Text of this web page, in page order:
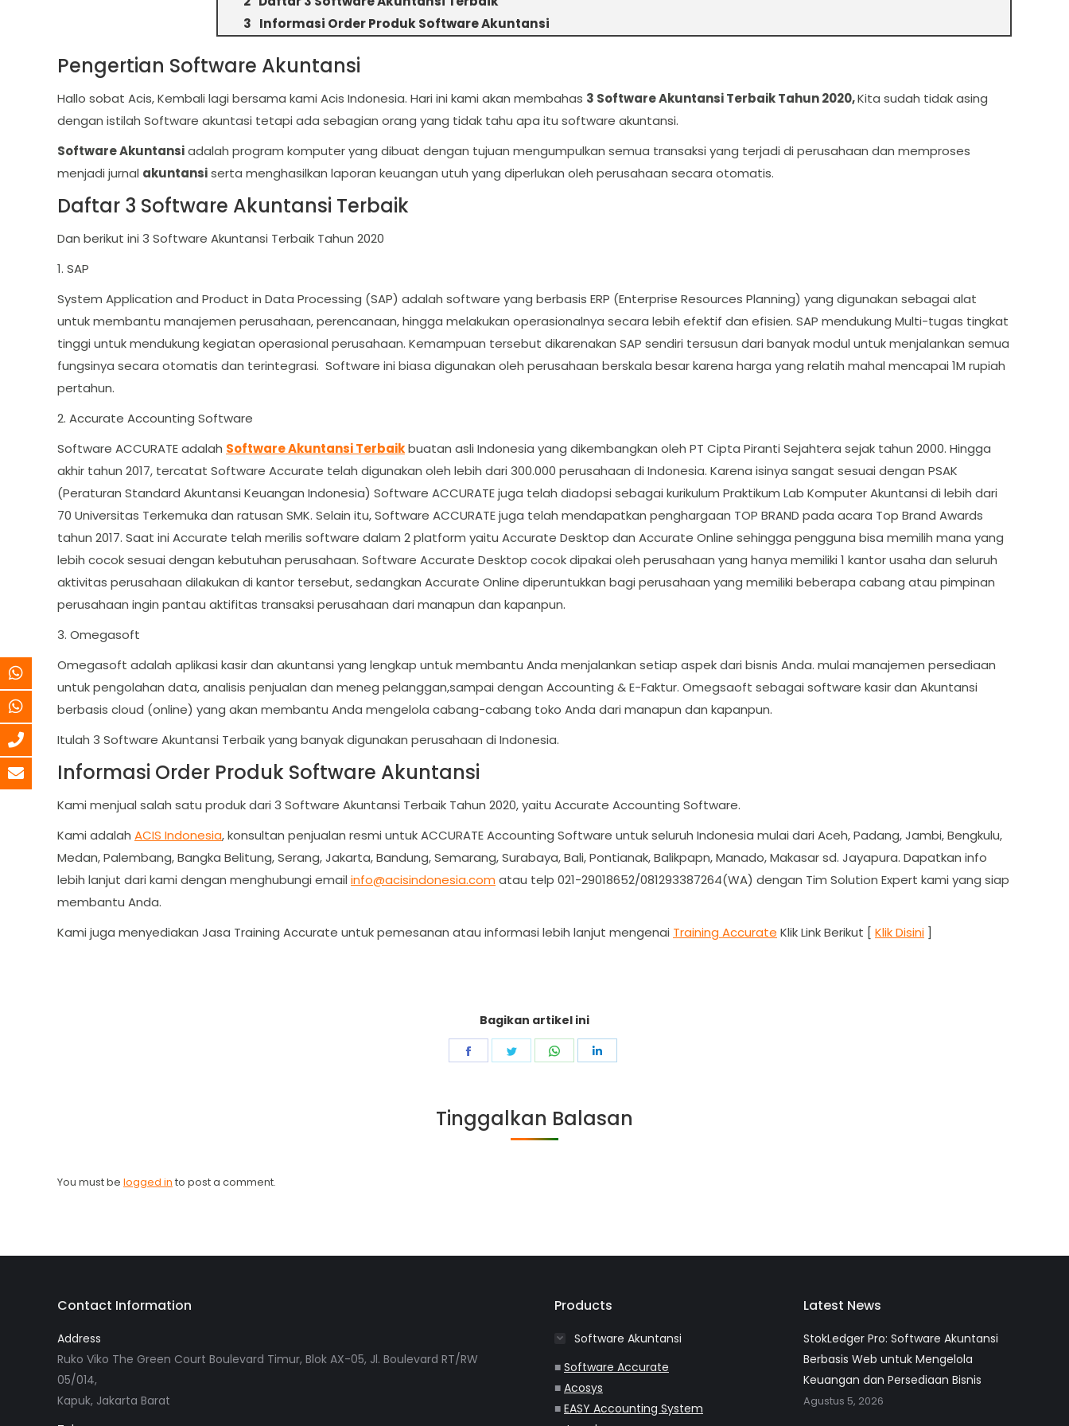
Informasi Order Produk Software Akuntansi
Pengertian Software Akuntansi
Hallo sobat Acis, Kembali lagi bersama kami Acis Indonesia. Hari ini kami akan membahas 3 Software Akuntansi Terbaik Tahun 2020,Kita sudah tidak asing
dengan istilah Software akuntasi tetapi ada sebagian orang yang tidak tahu apa itu software akuntansi.
Software Akuntansiadalah program komputer yang dibuat dengan tujuan mengumpulkan semua transaksi yang terjadi di perusahaan dan memproses
menjadi jurnal akuntansiserta menghasilkan laporan keuangan utuh yang diperlukan oleh perusahaan secara otomatis.
Daftar 3 Software Akuntansi Terbaik
Dan berikut ini 3 Software Akuntansi Terbaik Tahun 2020
1. SAP
System Application and Product in Data Processing (SAP) adalah software yang berbasis ERP (Enterprise Resources Planning) yang digunakan sebagai alat
untuk membantu manajemen perusahaan, perencanaan, hingga melakukan operasionalnya secara lebih efektif dan efisien. SAP mendukung Multi-tugas tingkat
tinggi untuk mendukung kegiatan operasional perusahaan. Kemampuan tersebut dikarenakan SAP sendiri tersusun dari banyak modul untuk menjalankan semua
fungsinya secara otomatis dan terintegrasi. Software ini biasa digunakan oleh perusahaan berskala besar karena harga yang relatih mahal mencapai 1M rupiah
pertahun.
2. Accurate Accounting Software
Software ACCURATE adalah Software Akuntansi Terbaikbuatan asli Indonesia yang dikembangkan oleh PT Cipta Piranti Sejahtera sejak tahun 2000. Hingga
akhir tahun 2017, tercatat Software Accurate telah digunakan oleh lebih dari 300.000 perusahaan di Indonesia. Karena isinya sangat sesuai dengan PSAK
(Peraturan Standard Akuntansi Keuangan Indonesia) Software ACCURATE juga telah diadopsi sebagai kurikulum Praktikum Lab Komputer Akuntansi di lebih dari
70 Universitas Terkemuka dan ratusan SMK. Selain itu, Software ACCURATE juga telah mendapatkan penghargaan TOP BRAND pada acara Top Brand Awards
tahun 2017. Saat ini Accurate telah merilis software dalam 2 platform yaitu Accurate Desktop dan Accurate Online sehingga pengguna bisa memilih mana yang
lebih cocok sesuai dengan kebutuhan perusahaan. Software Accurate Desktop cocok dipakai oleh perusahaan yang hanya memiliki 1 kantor usaha dan seluruh
aktivitas perusahaan dilakukan di kantor tersebut, sedangkan Accurate Online diperuntukkan bagi perusahaan yang memiliki beberapa cabang atau pimpinan
perusahaan ingin pantau aktifitas transaksi perusahaan dari manapun dan kapanpun.
3. Omegasoft
Omegasoft adalah aplikasi kasir dan akuntansi yang lengkap untuk membantu Anda menjalankan setiap aspek dari bisnis Anda. mulai manajemen persediaan
untuk pengolahan data, analisis penjualan dan meneg pelanggan,sampai dengan Accounting & E-Faktur. Omegsaoft sebagai software kasir dan Akuntansi
berbasis cloud (online) yang akan membantu Anda mengelola cabang-cabang toko Anda dari manapun dan kapanpun.
Itulah 3 Software Akuntansi Terbaik yang banyak digunakan perusahaan di Indonesia.
Informasi Order Produk Software Akuntansi
Kami menjual salah satu produk dari 3 Software Akuntansi Terbaik Tahun 2020, yaitu Accurate Accounting Software.
Kami adalah ACIS Indonesia, konsultan penjualan resmi untuk ACCURATE Accounting Software untuk seluruh Indonesia mulai dari Aceh, Padang, Jambi, Bengkulu,
Medan, Palembang, Bangka Belitung, Serang, Jakarta, Bandung, Semarang, Surabaya, Bali, Pontianak, Balikpapn, Manado, Makasar sd. Jayapura. Dapatkan info
lebih lanjut dari kami dengan menghubungi email info@acisindonesia.com atau telp 021-29018652/081293387264(WA) dengan Tim Solution Expert kami yang siap
membantu Anda.
Kami juga menyediakan Jasa Training Accurate untuk pemesanan atau informasi lebih lanjut mengenai Training Accurate Klik Link Berikut [ Klik Disini ]
Bagikan artikel ini
Share
Share
Share
Tinggalkan Balasan
You must be logged in to post a comment.
Contact Information
Address
Ruko Viko The Green Court Boulevard Timur, Blok AX-05, Jl. Boulevard RT/RW
05/014,
Kapuk, Jakarta Barat
Products
Software Akuntansi
■ Software Accurate
■ Acosys
■ EASY Accounting System
Latest News
StokLedger Pro: Software Akuntansi
Berbasis Web untuk Mengelola
Keuangan dan Persediaan Bisnis
Agustus 5, 2026